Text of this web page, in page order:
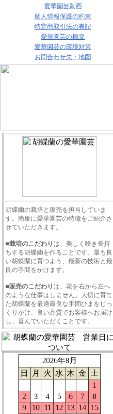
愛華園芸動画
個人情報保護の約束
特定商取引法の表記
愛華園芸の概要
愛華園芸の環境対策
お問合わせ先・地図
胡蝶蘭の栽培と販売を担当していま
す。簡単に愛華園芸の特徴をご紹介さ
せていただきます。
■栽培のこだわり は、美しく咲き長持
ちする胡蝶蘭を作ることです。最も良
い胡蝶蘭に育つよう、最新の技術と最
良の手間をかけます。
■販売のこだわり は、花を右から左へ
のような仕事はしません。大切に育て
た胡蝶蘭を最適最良な手間ひまをじっ
くりかけ、良い品質でお客様へお届け
し、喜んでいただくことです。
2026年8月
日
月 火 水 木 金
土
1
2
3 4 5 6 7
8
9
10 11 12 13 14 15